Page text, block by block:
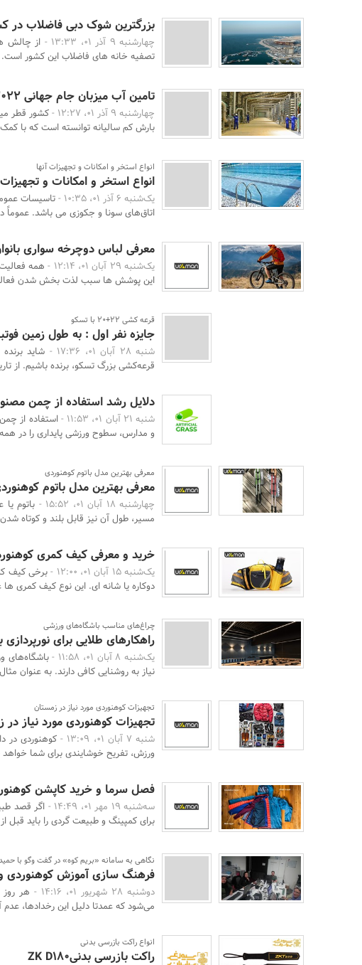
بزرگترین شوک دبی فاضلاب در
چهارشنبه 9 آذر 01، 13:33 -
تصفیه خانه های فاضلاب این کشور
تامین آب میزبان جام جهانی 2022 قطر توسط دستگاه آب شیرین کن
چهارشنبه 9 آذر 01، 12:27 -
بارش کم سالیانه توانسته است که با
انواع استخر و امکانات و تجهیزات آنها
انواع استخر و امکانات و تجهیزات
یک‌شنبه 6 آذر 01، 10:35 -
تاسیسات
اتاق‌های سونا و جکوزی می باشد. عموماً
معرفی لباس دوچرخه سواری
یک‌شنبه 29 آبان 01، 12:14 -
همه
این پوشش ها سبب لذت بخش شدن
قرعه کشی 22+20 با تسکو
جایزه نفر اول : به طول زمین فوتبال
شنبه 28 آبان 01، 17:36 -
قرعه‌کشی بزرگ تسکو، برنده باشیم. از تاریخ 20 آبان تا
دلایل رشد استفاده از چمن
شنبه 21 آبان 01، 11:53 -
استفاده از
و مدارس، سطوح ورزشی پایداری را در
معرفی بهترین مدل باتوم کوهنوردی
معرفی بهترین مدل باتوم
چهارشنبه 18 آبان 01، 15:52 -
باتوم
مسیر، طول آن نیز قابل بلند و کوتاه
خرید و معرفی کیف کمری
یک‌شنبه 15 آبان 01، 12:00 -
برخی کیف
دوکاره یا شانه ای. این نوع کیف کمری
چراغ‌های مناسب باشگاه‌های ورزشی
راهکارهای طلایی برای
یک‌شنبه 8 آبان 01، 11:58 -
باشگاه‌های
نیاز به روشنایی کافی دارند. به عنوان
تجهیزات کوهنوردی مورد نیاز در زمستان
تجهیزات کوهنوردی مورد نیاز در
شنبه 7 آبان 01، 13:09 -
کوهنوردی در
ورزش، تفریح خوشایندی برای شما
فصل سرما و خرید کاپشن
سه‌شنبه 19 مهر 01، 14:49 -
اگر قصد
برای کمپینگ و طبیعت گردی را باید
نگاهی به سامانه «بریم کوه» در گفت وگو با
فرهنگ سازی آموزش
دوشنبه 28 شهریور 01، 14:16 -
هر روز
می‌شود که عمدتا دلیل این رخدادها، عدم
انواع راکت بازرسی بدنی
راکت بازرسی بدنیZK D180